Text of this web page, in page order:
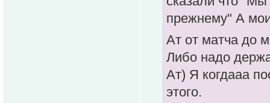
прежнему" А
Ат от матча до
Либо надо
Ат) Я когдааа
этого.